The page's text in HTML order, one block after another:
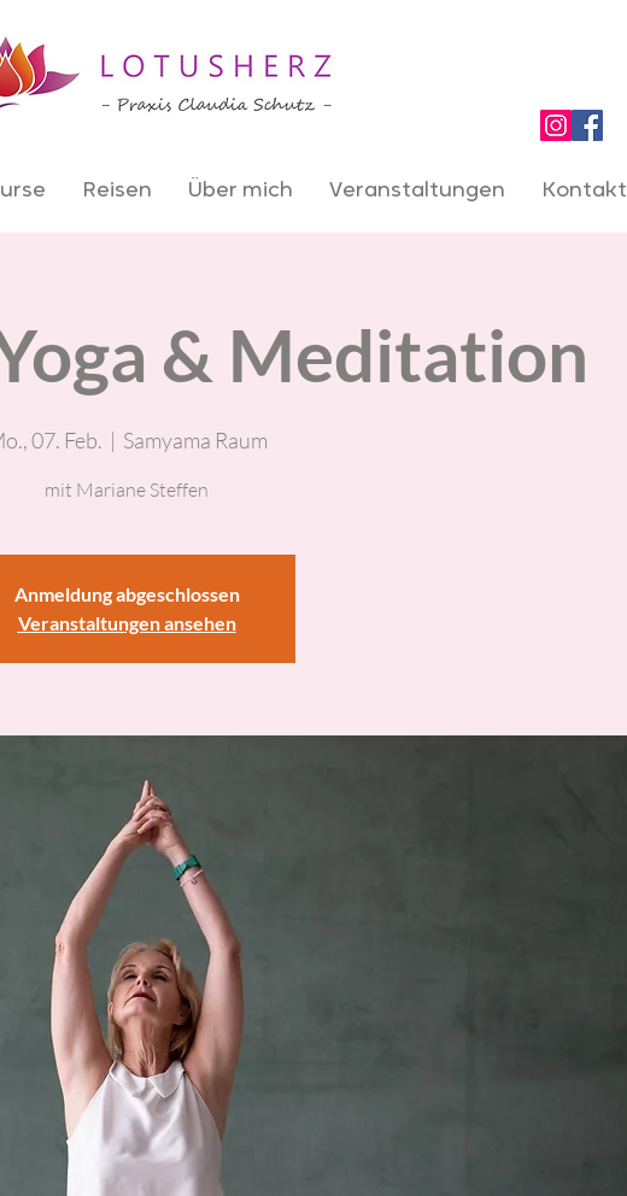
Reisen Über mich Veranstaltungen Kontakt
& Meditation
07. Feb.
  |
Samyama Raum
mit Mariane Steffen
Anmeldung abgeschlossen
Veranstaltungen ansehen